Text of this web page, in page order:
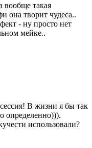
вообще такая
она творит чудеса..
- ну просто нет
мейке..
В жизни я бы так
определенно))).
использовали?